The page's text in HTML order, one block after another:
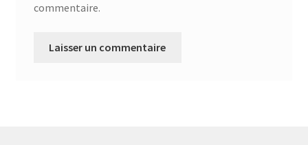
commentaire.